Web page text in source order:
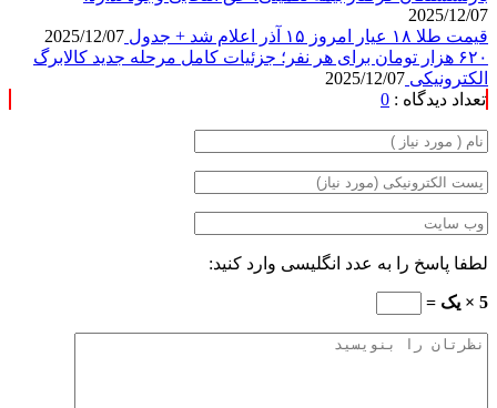
2025/12/07
قیمت طلا ۱۸ عیار امروز ۱۵ آذر اعلام شد + جدول
2025/12/07
۶۲۰ هزار تومان برای هر نفر؛ جزئیات کامل مرحله جدید کالابرگ
الکترونیکی 2025/12/07
تعداد دیدگاه : 0
لطفا پاسخ را به عدد انگلیسی وارد کنید:
5 × یک =